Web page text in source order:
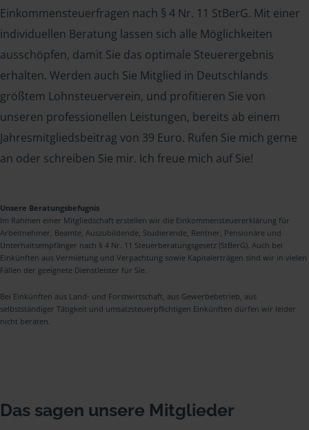
Einkommensteuerfragen nach § 4 Nr. 11 StBerG. Mit einer
individuellen Beratung lassen sich alle Möglichkeiten
ausschöpfen, damit Sie das optimale Steuerergebnis
erhalten. Werden auch Sie Mitglied in Deutschlands
größtem Lohnsteuerverein, und profitieren Sie von
unseren professionellen Leistungen, bereits ab einem
Jahresmitgliedsbeitrag von 39 Euro. Rufen Sie mich gerne
an oder schreiben Sie mir. Ich freue mich auf Sie!
Unsere Beratungsbefugnis
Im Rahmen einer Mitgliedschaft erstellen wir die Einkommensteuererklärung für
Arbeitnehmer, Beamte, Auszubildende, Studierende, Rentner, Pensionäre und
Unterhaltsempfänger nach § 4 Nr. 11 Steuerberatungsgesetz (StBerG). Auch bei
Einkünften aus Vermietung und Verpachtung sowie Kapitalerträgen sind wir in vielen
Fällen der geeignete Dienstleister für Sie.
Bei Einkünften aus Land- und Forstwirtschaft, aus Gewerbebetrieb, aus
selbstständiger Tätigkeit und umsatzsteuerpflichtigen Einkünften dürfen wir leider
nicht beraten.
Das sagen unsere Mitglieder